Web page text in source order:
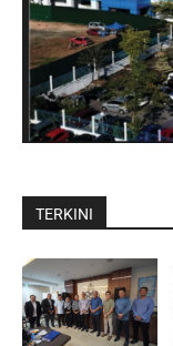
TERKINI